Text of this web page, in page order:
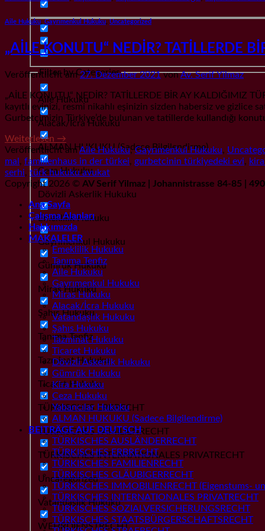
Filter by Categories
Aile Hukuku
Alacak/İcra Hukuku
ALMAN HUKUKU (Sadece Bilgilendirme)
Ceza Hukuku
Dövizli Askerlik Hukuku
Emeklilik Hukuku
Gayrımenkul Hukuku
Gümrük Hukuku
Miras Hukuku
Şahıs Hukuku
Tanıma Tenfiz
Tazminat Hukuku
Ticaret Hukuku
TÜRKISCHES ERBRECHT
TÜRKISCHES FAMILIENRECHT
TÜRKISCHES INTERNATIONALES PRIVATRECHT
Uncategorized
Vatandaşlık Hukuku
WEHRDIENSTRECHT
Aile Hukuku Gayrımenkul Hukuku Uncategorized
„AİLE KONUTU“ NEDİR? TATİLLERDE
Veröffentlicht am27. Dezember 2021vonAv. Serif Yilmaz
„AİLE KONUTU“ NEDİR? TATİLLERDE BİR AY KALDIĞIMIZ
kayıtlı evinizi, resmi nikahlı eşinizin sizden habersiz ve gizlice
Gurbetçimizin Türkiye’de bulunan ve tatillerde kullandığı
Weiterlesen →
Veröffentlicht amAile Hukuku,Gayrımenkul Hukuku,
mal , familienhaus in der türkei, gurbetcinin türkiyedeki evi,
serhi, türk hukuku avukat
Copyright 2026 © AV Serif Yilmaz | Johannistrasse 84-85 |
Ana Sayfa
Çalışma Alanları
Hakkımızda
MAKALELER
Emeklilik Hukuku
Tanıma Tenfiz
Aile Hukuku
Gayrımenkul Hukuku
Miras Hukuku
Alacak/İcra Hukuku
Vatandaşlık Hukuku
Şahıs Hukuku
Tazminat Hukuku
Ticaret Hukuku
Dövizli Askerlik Hukuku
Gümrük Hukuku
Kira Hukuku
Ceza Hukuku
Yabancılar Hukuku
ALMAN HUKUKU (Sadece Bilgilendirme)
BEITRÄGE AUF DEUTSCH
TÜRKISCHES AUSLÄNDERRECHT
TÜRKISCHES ERBRECHT
TÜRKISCHES FAMILIENRECHT
TÜRKISCHES GLÄUBIGERRECHT
TÜRKISCHES IMMOBILIENRECHT (Eigenstums-
TÜRKISCHES INTERNATIONALES PRIVATRECHT
TÜRKISCHES SOZIALVERSICHERUNGSRECHT
TÜRKISCHES STAATSBÜRGERSCHAFTSRECHT